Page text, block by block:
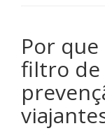
Por
filtro de